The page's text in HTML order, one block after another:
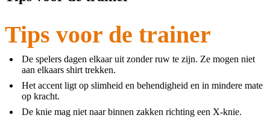
Tips voor de trainer
De spelers dagen elkaar uit zonder ruw te zijn. Ze mogen niet
aan elkaars shirt trekken.
Het accent ligt op slimheid en behendigheid en in mindere mate
op kracht.
De knie mag niet naar binnen zakken richting een X-knie.